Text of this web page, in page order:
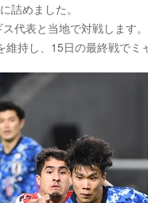
詰めました。
代表と当地で対戦します
持し、15日の最終戦でミ